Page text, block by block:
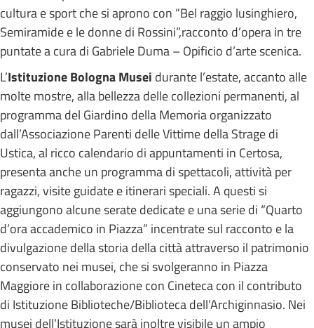
cultura e sport che si aprono con “Bel raggio lusinghiero,
Semiramide e le donne di Rossini”,racconto d’opera in tre
puntate a cura di Gabriele Duma – Opificio d’arte scenica.
L’Istituzione Bologna Musei durante l’estate, accanto alle
molte mostre, alla bellezza delle collezioni permanenti, al
programma del Giardino della Memoria organizzato
dall’Associazione Parenti delle Vittime della Strage di
Ustica, al ricco calendario di appuntamenti in Certosa,
presenta anche un programma di spettacoli, attività per
ragazzi, visite guidate e itinerari speciali. A questi si
aggiungono alcune serate dedicate e una serie di “Quarto
d’ora accademico in Piazza” incentrate sul racconto e la
divulgazione della storia della città attraverso il patrimonio
conservato nei musei, che si svolgeranno in Piazza
Maggiore in collaborazione con Cineteca con il contributo
di Istituzione Biblioteche/Biblioteca dell’Archiginnasio. Nei
musei dell’Istituzione sarà inoltre visibile un ampio